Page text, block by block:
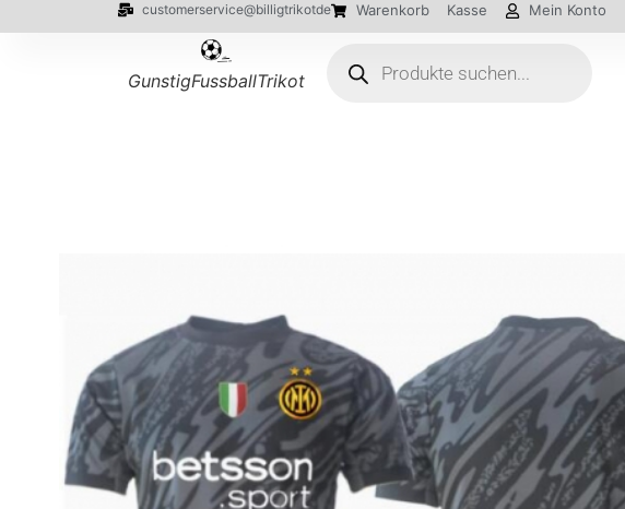
customerservice@billigtrikotde Warenkorb Kasse Mein Konto
GunstigFussballTrikot